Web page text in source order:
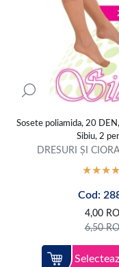
Sosete poliamida, 20
Sibiu, 2
DRESURI ȘI
Cod:
4,00
6,50